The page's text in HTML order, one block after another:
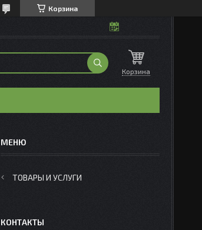
Корзина
Корзина
ТОВАРЫ И УСЛУГИ
КОНТАКТЫ